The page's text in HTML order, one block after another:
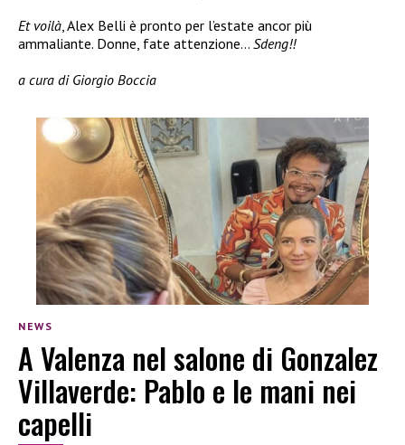
Et voilà, Alex Belli è pronto per l’estate ancor più
ammaliante. Donne, fate attenzione… Sdeng!!
a cura di Giorgio Boccia
NEWS
A Valenza nel salone di Gonzalez
Villaverde: Pablo e le mani nei
capelli